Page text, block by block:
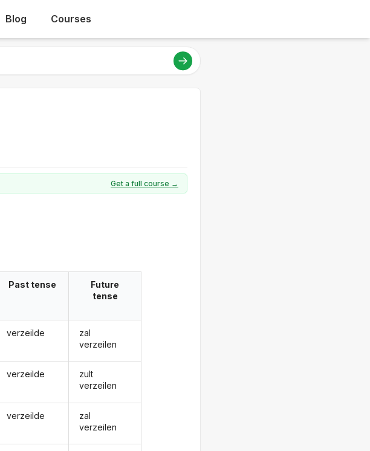
Blog Courses
Get a full course →
Past tense
verzeilde
verzeilde
verzeilde
Future
tense
zal
verzeilen
zult
verzeilen
zal
verzeilen